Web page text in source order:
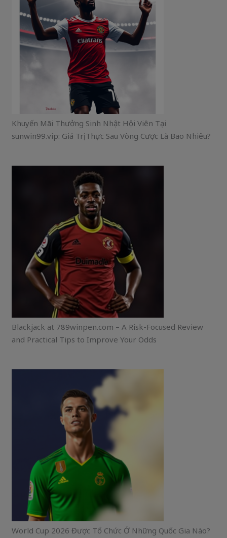
Khuyến Mãi Thưởng Sinh Nhật Hội Viên Tại
sunwin99.vip: Giá Trị Thực Sau Vòng Cược Là Bao Nhiêu?
Blackjack at 789winpen.com – A Risk-Focused Review
and Practical Tips to Improve Your Odds
World Cup 2026 Được Tổ Chức Ở Những Quốc Gia Nào?